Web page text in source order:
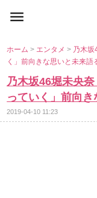
ホーム> エンタメ> 乃木坂
く」前向きな思いと未来語
乃木坂46堀未央
っていく」前向
2019-04-10 11:23